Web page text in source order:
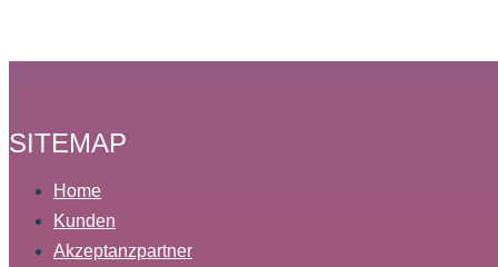
SITEMAP
Home
Kunden
Akzeptanzpartner